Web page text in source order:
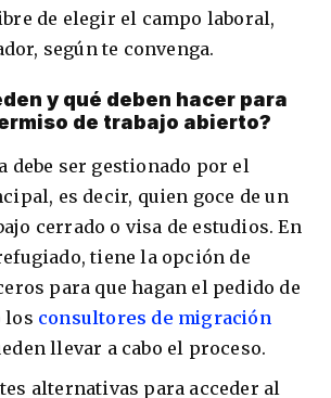
de elegir el campo laboral,
según te convenga.
y qué deben hacer para
de trabajo abierto?
debe ser gestionado por el
es decir, quien goce de un
cerrado o visa de estudios. En
tiene la opción de
para que hagan el pedido de
los consultores de migración
llevar a cabo el proceso.
alternativas para acceder al